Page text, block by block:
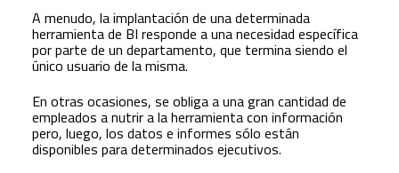
A menudo, la implantación de una determinada
herramienta de BI responde a una necesidad específica
por parte de un departamento, que termina siendo el
único usuario de la misma.
En otras ocasiones, se obliga a una gran cantidad de
empleados a nutrir a la herramienta con información
pero, luego, los datos e informes sólo están
disponibles para determinados ejecutivos.